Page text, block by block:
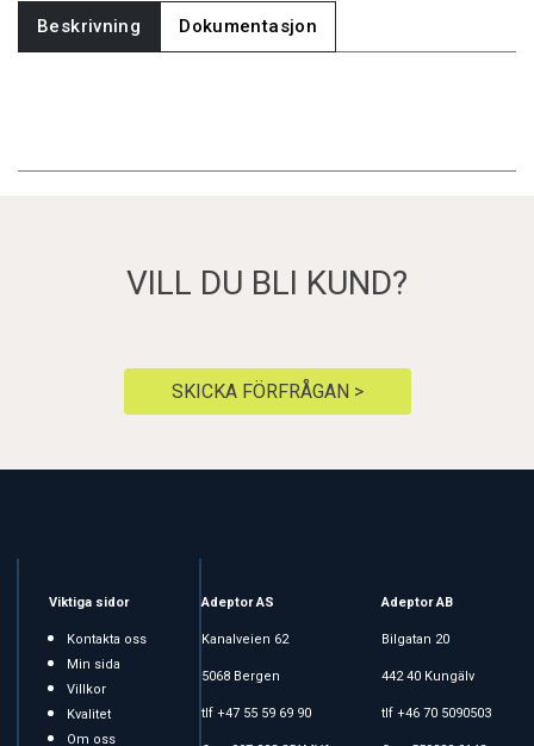
Beskrivning Dokumentasjon
VILL DU BLI KUND?
SKICKA FÖRFRÅGAN >
Viktiga sidor
Kontakta oss
Min sida
Villkor
Kvalitet
Om oss
Adeptor AS
Kanalveien 62
5068 Bergen
tlf +47 55 59 69 90
Adeptor AB
Bilgatan 20
442 40 Kungälv
tlf +46 70 5090503